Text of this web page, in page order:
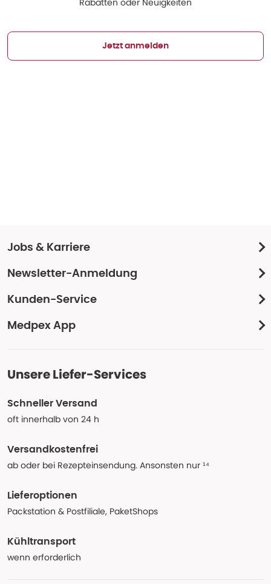
Rabatten oder Neuigkeiten
Jetzt anmelden
Jobs & Karriere
Newsletter-Anmeldung
Kunden-Service
Medpex App
Unsere Liefer-Services
Schneller Versand
oft innerhalb von 24 h
Versandkostenfrei
ab oder bei Rezepteinsendung. Ansonsten nur ¹⁴
Lieferoptionen
Packstation & Postfiliale, PaketShops
Kühltransport
wenn erforderlich